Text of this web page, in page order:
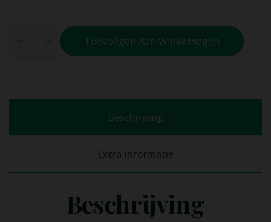
Toevoegen Aan Winkelwagen
Beschrijving
Extra Informatie
Beschrijving